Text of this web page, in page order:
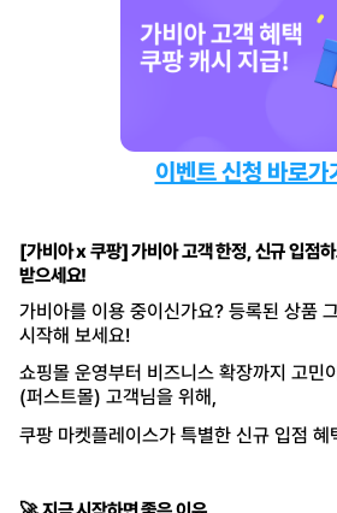
이벤트 신청 바로
[가비아 x 쿠팡] 가비아 고객 한정, 신규 입점
받으세요!
가비아를 이용 중이신가요? 등록된 상품
시작해 보세요!
쇼핑몰 운영부터 비즈니스 확장까지 고민
(퍼스트몰) 고객님을 위해,
쿠팡 마켓플레이스가 특별한 신규 입점 혜